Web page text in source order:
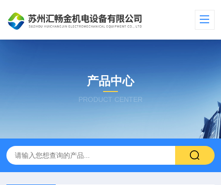
产品中心
PRODUCT CENTER